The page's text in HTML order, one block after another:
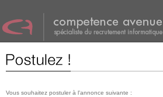
001
Témoignages et services
Vous souhaitez postuler à l'annonce suivante :